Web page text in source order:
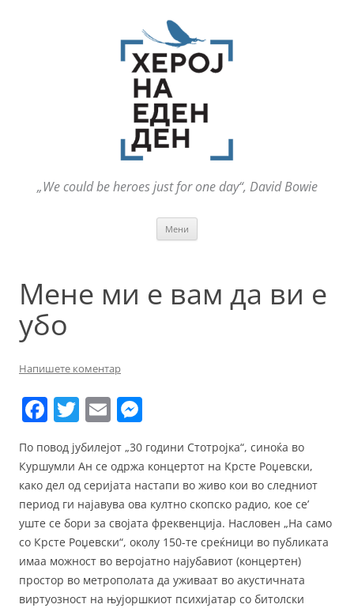
„We could be heroes just for one day“, David Bowie
Мени
Мене ми е вам да ви е
убо
Напишете коментар
F
c
e
b
o
o
k
T
w
itt
er
E
m
ai
l
ss
e
n
g
er
По повод јубилејот „30 години Стотројка“, синоќа во
Куршумли Ан се одржа концертот на Крсте Роџевски,
како дел од серијата настапи во живо кои во следниот
период ги најавува ова култно скопско радио, кое се’
уште се бори за својата фреквенција. Насловен „На само
со Крсте Роџевски“, околу 150-те среќници во публиката
имаа можност во веројатно најубавиот (концертен)
простор во метрополата да уживаат во акустичната
виртуозност на њујоршкиот психијатар со битолски